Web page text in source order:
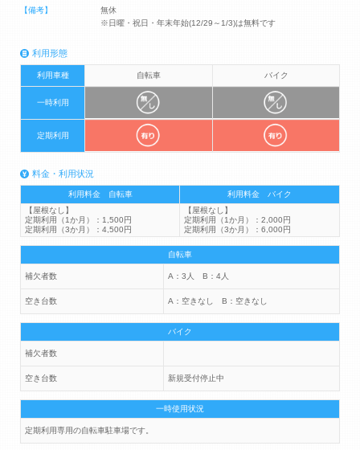
【備考】
無休
※日曜・祝日・年末年始(12/29～1/3)は無料です
利用形態
利用車種 自転車 バイク
一時利用
定期利用
料金・利用状況
利用料金 自転車
利用料金 バイク
【屋根なし】
定期利用（1か月）：1,500円
定期利用（3か月）：4,500円
【屋根なし】
定期利用（1か月）：2,000円
定期利用（3か月）：6,000円
自転車
補欠者数 A：3人 B：4人
空き台数 A：空きなし B：空きなし
バイク
補欠者数
空き台数 新規受付停止中
一時使用状況
定期利用専用の自転車駐車場です。